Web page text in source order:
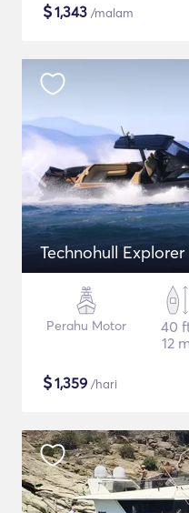
$1,343 /malam
Technohull
Perahu Motor
40
12 m
$1,359 /hari